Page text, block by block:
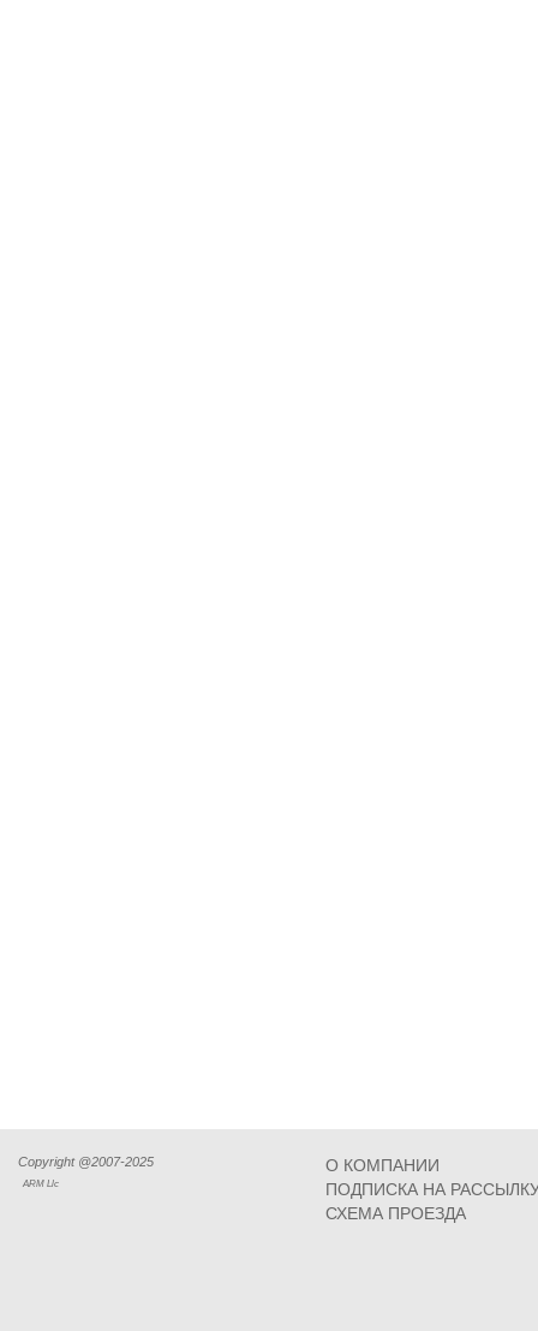
Copyright @2007-2025
ARM Llc
О КОМПАНИИ
ПОДПИСКА НА
СХЕМА ПРОЕЗДА